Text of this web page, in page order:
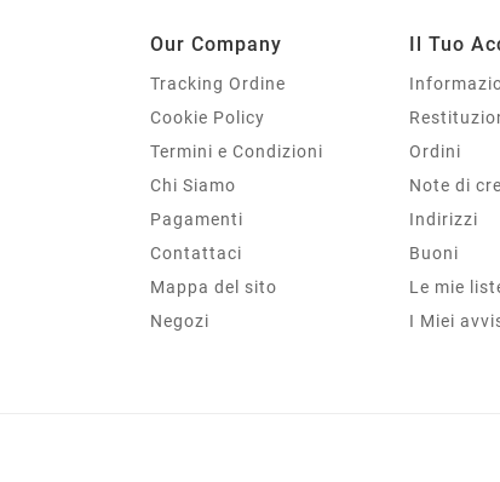
Our Company
Tracking Ordine
Cookie Policy
Termini e Condizioni
Chi Siamo
Pagamenti
Contattaci
Mappa del sito
Negozi
Il Tuo
Ordini
Note di
Indirizzi
Buoni
Le mie
I Miei